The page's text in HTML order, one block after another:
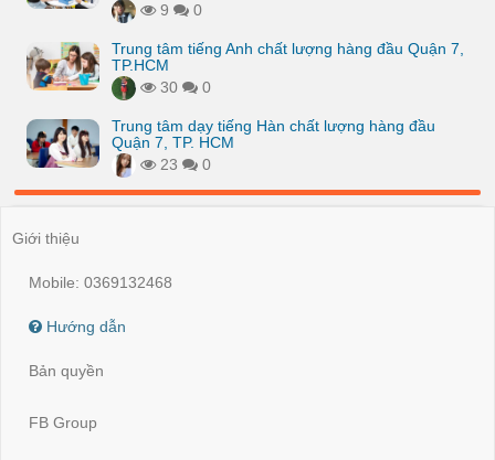
9
0
Trung tâm tiếng Anh chất lượng hàng đầu Quận 7,
TP.HCM
30
0
Trung tâm dạy tiếng Hàn chất lượng hàng đầu
Quận 7, TP. HCM
23
0
Giới thiệu
Mobile: 0369132468
Hướng dẫn
Bản quyền
FB Group